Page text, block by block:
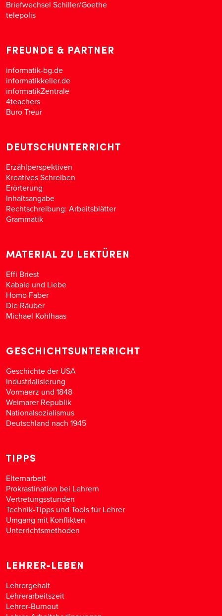
Briefwechsel Schiller/Goethe
telepolis
FREUNDE & PARTNER
informatik-bg.de
informatikkeller.de
informatikZentrale
4teachers
Buro Treur
DEUTSCHUNTERRICHT
Erzählperspektiven
Kreatives Schreiben
Erörterung
Inhaltsangabe
Rechtschreibung: Arbeitsblätter
Grammatik
MATERIAL ZU LEKTÜREN
Effi Briest
Kabale und Liebe
Homo Faber
Die Räuber
Michael Kohlhaas
GESCHICHTSUNTERRICHT
Geschichte der USA
Industrialisierung
Vormaerz und 1848
Weimarer Republik
Nationalsozialismus
Deutschland nach 1945
TIPPS
Elternarbeit
Prokrastination bei Lehrern
Vertretungsstunden
Technik-Tipps und Tools für Lehrer
Umgang mit Konflikten
Unterrichtsmethoden
LEHRER-LEBEN
Lehrergehalt
Lehrerarbeitszeit
Lehrer-Burnout